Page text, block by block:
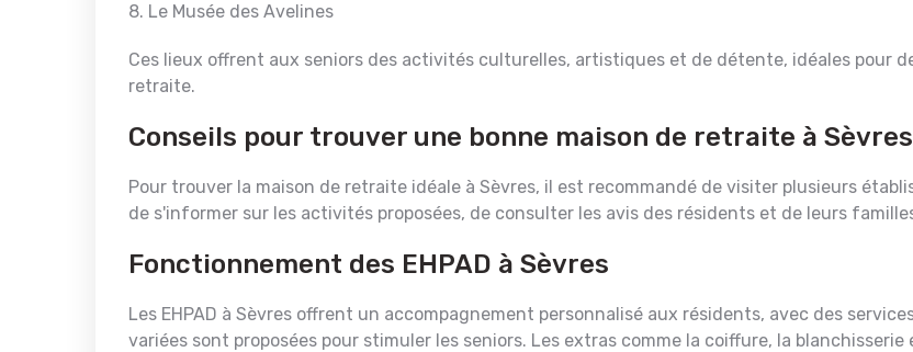
8. Le Musée des Avelines
Ces lieux offrent aux seniors des activités culturelles, artistiques et de détente, idéales pour
retraite.
Conseils pour trouver une bonne maison de retraite à Sèvres
Pour trouver la maison de retraite idéale à Sèvres, il est recommandé de visiter plusieurs
de s'informer sur les activités proposées, de consulter les avis des résidents et de leurs
Fonctionnement des EHPAD à Sèvres
Les EHPAD à Sèvres offrent un accompagnement personnalisé aux résidents, avec des
variées sont proposées pour stimuler les seniors. Les extras comme la coiffure, la